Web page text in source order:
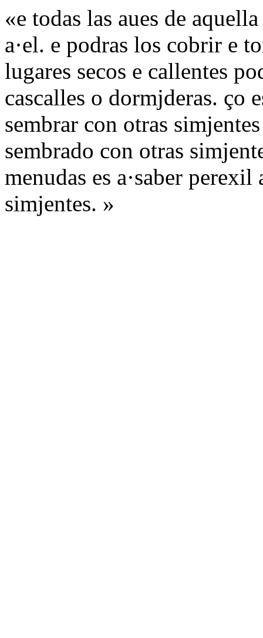
«e todas las aues de
a·el. e podras los cobrir e
lugares secos e callentes
cascalles o dormjderas. ço
sembrar con otras
sembrado con otras
menudas es a·saber
simjentes. »